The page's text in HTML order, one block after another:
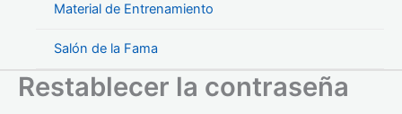
Material de Entrenamiento
Salón de la Fama
Restablecer la contraseña